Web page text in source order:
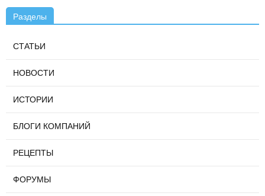
Разделы
СТАТЬИ
НОВОСТИ
ИСТОРИИ
БЛОГИ КОМПАНИЙ
РЕЦЕПТЫ
ФОРУМЫ